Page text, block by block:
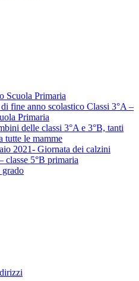
Scuola Primaria
fine anno scolastico Classi 3°A –
Primaria
delle classi 3°A e 3°B, tanti
tutte le mamme
2021- Giornata dei calzini
classe 5°B primaria
grado